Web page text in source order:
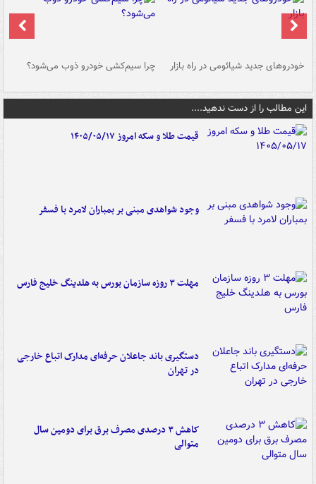
خودروهای جدید شیائومی در راه بازار چرا سیم‌کشی خودرو ذوب می‌شود؟
این مطالب را از دست ندهید....
قیمت طلا و سکه امروز ۱۴۰۵/۰۵/۱۷
وجود شواهدی مبنی بر بمباران لامرد با فسفر
مهلت ۳ روزه سازمان بورس به هلدینگ خلیج فارس
دستگیری باند جاعلان حرفه‌ای مدارک اتباع خارجی
در تهران
کاهش ۳ درصدی مصرف برق برای دومین سال
متوالی